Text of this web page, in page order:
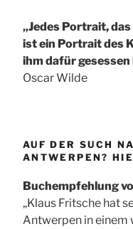
„Jedes Portrait,
ist ein Portrait des
ihm dafür gesessen
Oscar Wilde
AUF DER SUCH
ANTWERPEN?
Buchempfehlung
„Klaus Fritsche hat
Antwerpen in einem